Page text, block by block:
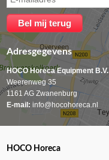
Adresgegevens
HOCO Horeca Equipment B.V.
Weerenweg 35
1161 AG Zwanenburg
E-mail: info@hocohoreca.nl
HOCO Horeca